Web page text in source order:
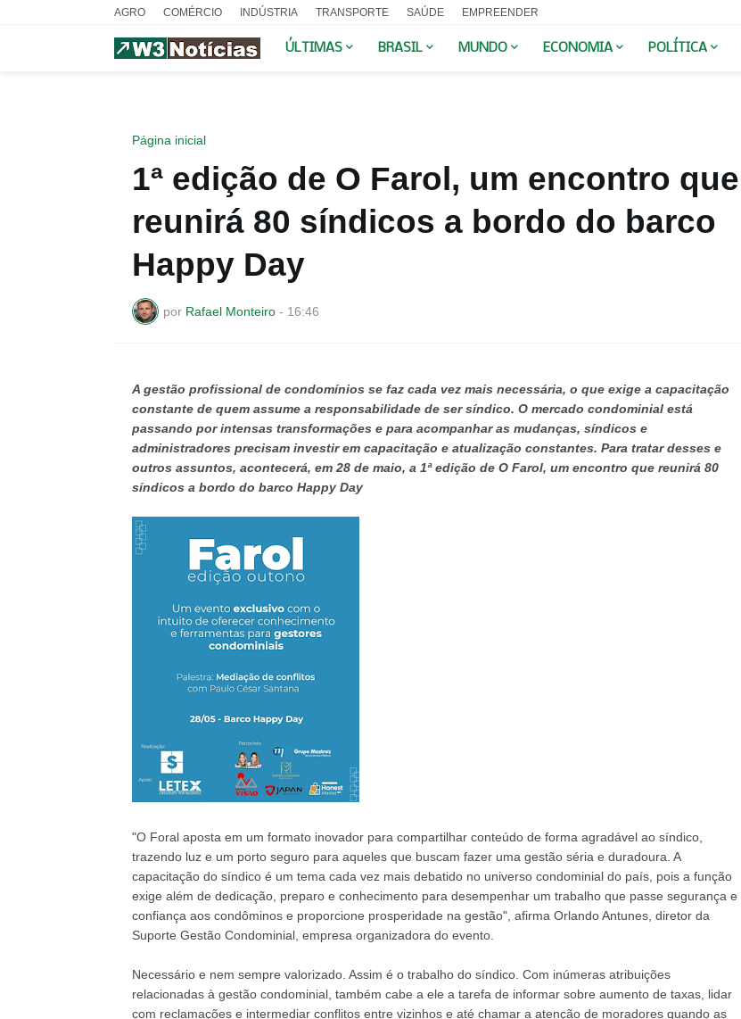
AGRO COMÉRCIO INDÚSTRIA TRANSPORTE SAÚDE EMPREENDER
ÚLTIMAS BRASIL MUNDO ECONOMIA POLÍTICA
Página inicial
1ª edição de O Farol, um encontro que
reunirá 80 síndicos a bordo do barco
Happy Day
por Rafael Monteiro - 16:46
A gestão profissional de condomínios se faz cada vez mais necessária, o que exige a capacitação
constante de quem assume a responsabilidade de ser síndico. O mercado condominial está
passando por intensas transformações e para acompanhar as mudanças, síndicos e
administradores precisam investir em capacitação e atualização constantes. Para tratar desses e
outros assuntos, acontecerá, em 28 de maio, a 1ª edição de O Farol, um encontro que reunirá 80
síndicos a bordo do barco Happy Day
"O Foral aposta em um formato inovador para compartilhar conteúdo de forma agradável ao síndico,
trazendo luz e um porto seguro para aqueles que buscam fazer uma gestão séria e duradoura. A
capacitação do síndico é um tema cada vez mais debatido no universo condominial do país, pois a função
exige além de dedicação, preparo e conhecimento para desempenhar um trabalho que passe segurança e
confiança aos condôminos e proporcione prosperidade na gestão", afirma Orlando Antunes, diretor da
Suporte Gestão Condominial, empresa organizadora do evento.
Necessário e nem sempre valorizado. Assim é o trabalho do síndico. Com inúmeras atribuições
relacionadas à gestão condominial, também cabe a ele a tarefa de informar sobre aumento de taxas, lidar
com reclamações e intermediar conflitos entre vizinhos e até chamar a atenção de moradores quando as